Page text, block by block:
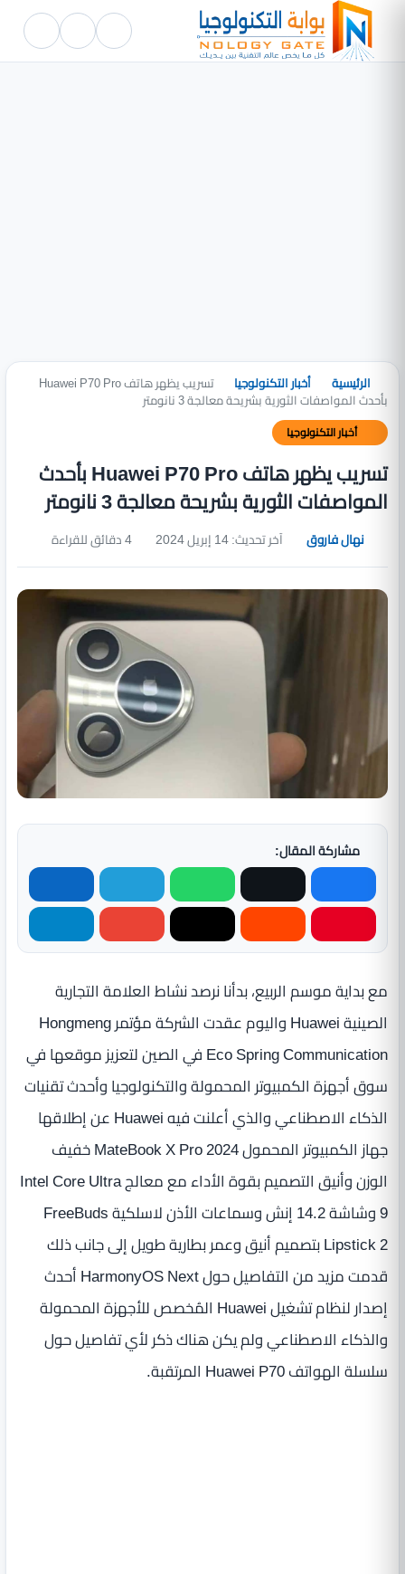
الرئيسية أخبار التكنولوجيا تسريب يظهر هاتف Huawei P70 Pro
بأحدث المواصفات الثورية بشريحة معالجة 3 نانومتر
أخبار التكنولوجيا
تسريب يظهر هاتف Huawei P70 Pro بأحدث
المواصفات الثورية بشريحة معالجة 3 نانومتر
نهال فاروق آخر تحديث: 14 إبريل 2024
مشاركة المقال:
مع بداية موسم الربيع، بدأنا نرصد نشاط العلامة التجارية
الصينية Huawei واليوم عقدت الشركة مؤتمر Hongmeng
Eco Spring Communication في الصين لتعزيز موقعها في
سوق أجهزة الكمبيوتر المحمولة والتكنولوجيا وأحدث تقنيات
الذكاء الاصطناعي والذي أعلنت فيه Huawei عن إطلاقها
جهاز الكمبيوتر المحمول MateBook X Pro 2024 خفيف
الوزن وأنيق التصميم بقوة الأداء مع معالج Intel Core Ultra
9 وشاشة 14.2 إنش وسماعات الأذن لاسلكية FreeBuds
Lipstick 2 بتصميم أنيق وعمر بطارية طويل إلى جانب ذلك
قدمت مزيد من التفاصيل حول HarmonyOS Next أحدث
إصدار لنظام تشغيل Huawei المُخصص للأجهزة المحمولة
والذكاء الاصطناعي ولم يكن هناك ذكر لأي تفاصيل حول
سلسلة الهواتف Huawei P70 المرتقبة.